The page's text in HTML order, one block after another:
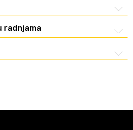
radnjama